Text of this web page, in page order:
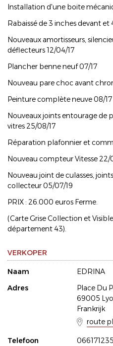
Installation d'une boite
Rabaissé de 3 inches devant et
Nouveaux amortisseurs,
déflecteurs 12/04/17
Plancher benne neuf 07/17
Nouveau pare choc avant
Peinture complète neuve 08/17
Nouveaux joints entourage de
vitres 25/08/17
Réparation plafonnier et
Nouveau compteur Vitesse 22/
Nouveau joint de culasses,
collecteur 05/07/19
PRIX : 26.000 euros Ferme.
(Carte Grise Collection et
département 43).
VERKOPER
Naam
EDRINA
Adres
Place Du
69005
Frankrijk
route
Telefoon